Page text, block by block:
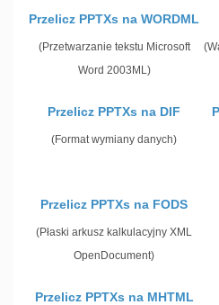
Przelicz PPTXs na WORDML
(Przetwarzanie tekstu Microsoft
Word 2003ML)
Przelicz PPTXs na DIF
(Format wymiany danych)
Przelicz PPTXs na FODS
(Płaski arkusz kalkulacyjny XML
OpenDocument)
Przelicz PPTXs na MHTML